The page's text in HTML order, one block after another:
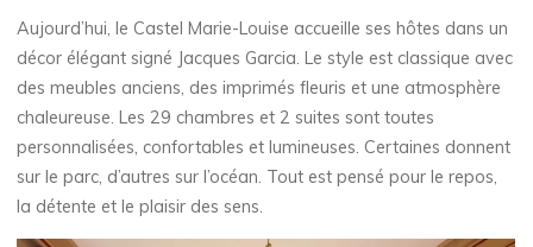
Aujourd’hui, le Castel Marie-Louise accueille ses hôtes dans un
décor élégant signé Jacques Garcia. Le style est classique avec
des meubles anciens, des imprimés fleuris et une atmosphère
chaleureuse. Les 29 chambres et 2 suites sont toutes
personnalisées, confortables et lumineuses. Certaines donnent
sur le parc, d’autres sur l’océan. Tout est pensé pour le repos,
la détente et le plaisir des sens.